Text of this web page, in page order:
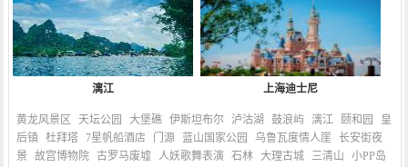
漓江 上海迪士尼
黄龙风景区 天坛公园 大堡礁 伊斯坦布尔 泸沽湖 鼓浪屿 漓江 颐和园
皇
后镇
杜拜塔 7星帆船酒店 门源 蓝山国家公园 乌鲁瓦度情人崖
长安街夜
景
故宫博物院 古罗马废墟 人妖歌舞表演 石林 大理古城 三清山
小PP岛